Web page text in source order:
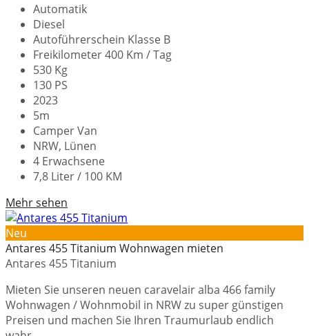
Automatik
Diesel
Autoführerschein Klasse B
Freikilometer 400 Km / Tag
530 Kg
130 PS
2023
5m
Camper Van
NRW, Lünen
4 Erwachsene
7,8 Liter / 100 KM
Mehr sehen
Neu
Antares 455 Titanium Wohnwagen mieten
Antares 455 Titanium
Mieten Sie unseren neuen caravelair alba 466 family
Wohnwagen / Wohnmobil in NRW zu super günstigen
Preisen und machen Sie Ihren Traumurlaub endlich